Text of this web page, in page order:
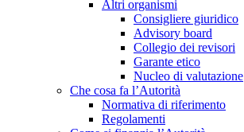
Altri organismi
Consigliere giuridico
Advisory board
Collegio dei revisori
Garante etico
Nucleo di valutazione
Che cosa fa l’Autorità
Normativa di riferimento
Regolamenti